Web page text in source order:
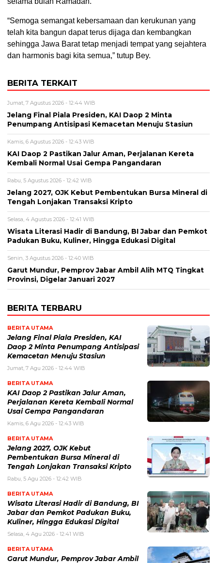
“Semoga semangat kebersamaan dan kerukunan yang
telah kita bangun dapat terus dijaga dan kembangkan
sehingga Jawa Barat tetap menjadi tempat yang sejahtera
dan harmonis bagi kita semua,” tutup Bey.
BERITA TERKAIT
Jumat, 7 Agustus 2026 - 12:44 WIB
Jelang Final Piala Presiden, KAI Daop 2 Minta
Penumpang Antisipasi Kemacetan Menuju Stasiun
Kamis, 6 Agustus 2026 - 12:43 WIB
KAI Daop 2 Pastikan Jalur Aman, Perjalanan Kereta
Kembali Normal Usai Gempa Pangandaran
Rabu, 5 Agustus 2026 - 12:42 WIB
Jelang 2027, OJK Kebut Pembentukan Bursa Mineral di
Tengah Lonjakan Transaksi Kripto
Selasa, 4 Agustus 2026 - 12:41 WIB
Wisata Literasi Hadir di Bandung, BI Jabar dan Pemkot
Padukan Buku, Kuliner, Hingga Edukasi Digital
Senin, 3 Agustus 2026 - 12:40 WIB
Garut Mundur, Pemprov Jabar Ambil Alih MTQ Tingkat
Provinsi, Digelar Januari 2027
BERITA TERBARU
BERITA UTAMA
Jelang Final Piala Presiden, KAI
Daop 2 Minta Penumpang Antisipasi
Kemacetan Menuju Stasiun
Jumat, 7 Agu 2026 - 12:44 WIB
BERITA UTAMA
KAI Daop 2 Pastikan Jalur Aman,
Perjalanan Kereta Kembali Normal
Usai Gempa Pangandaran
Kamis, 6 Agu 2026 - 12:43 WIB
BERITA UTAMA
Jelang 2027, OJK Kebut
Pembentukan Bursa Mineral di
Tengah Lonjakan Transaksi Kripto
Rabu, 5 Agu 2026 - 12:42 WIB
BERITA UTAMA
Wisata Literasi Hadir di Bandung, BI
Jabar dan Pemkot Padukan Buku,
Kuliner, Hingga Edukasi Digital
Selasa, 4 Agu 2026 - 12:41 WIB
BERITA UTAMA
Garut Mundur, Pemprov Jabar Ambil